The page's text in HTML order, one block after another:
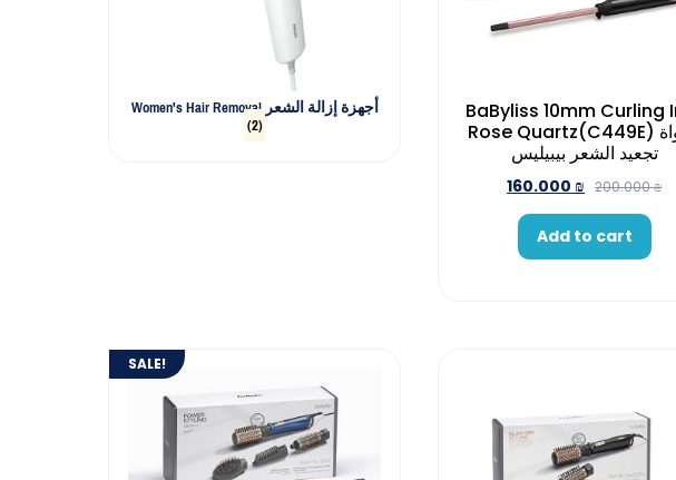
Women's Hair Removal أجهزة إزالة الشعر
(2)
BaByliss 10mm Curling
Rose Quartz(C449E) مكواة
تجعيد الشعر بيبيليس
160.000₪ 200.000₪
Add to cart
SALE!